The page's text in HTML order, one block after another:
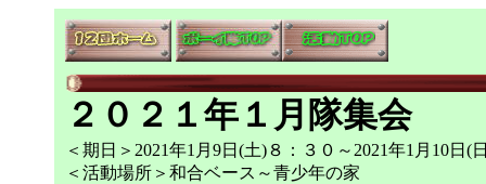
２０２１年１月隊集会
＜期日＞2021年1月9日(土)８：３０～2021年1月10日(
＜活動場所＞和合ベース～青少年の家